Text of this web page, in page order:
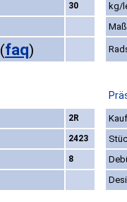
30
kg/
(faq)
2R
2423
8